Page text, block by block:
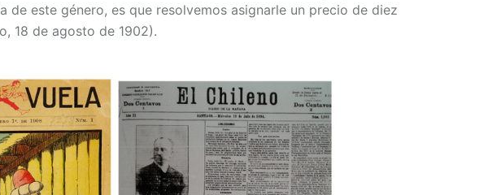
de este género, es que resolvemos asignarle un precio de diez
18 de agosto de 1902).